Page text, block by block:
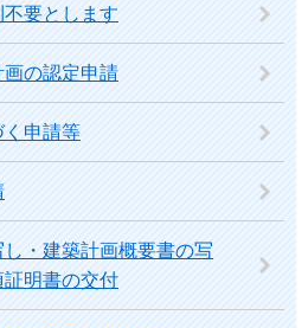
要とします
の認定申請
く申請等
・建築計画概要書の写
証明書の交付